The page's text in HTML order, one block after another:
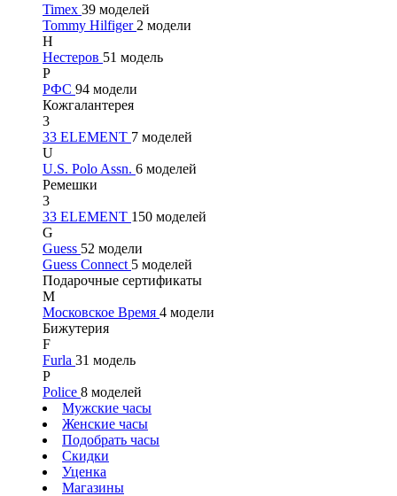
Timex 39 моделей
Tommy Hilfiger 2 модели
Н
Нестеров 51 модель
Р
РФС 94 модели
Кожгалантерея
3
33 ELEMENT 7 моделей
U
U.S. Polo Assn. 6 моделей
Ремешки
3
33 ELEMENT 150 моделей
G
Guess 52 модели
Guess Connect 5 моделей
Подарочные сертификаты
М
Московское Время 4 модели
Бижутерия
F
Furla 31 модель
P
Police 8 моделей
Мужские часы
Женские часы
Подобрать часы
Скидки
Уценка
Магазины